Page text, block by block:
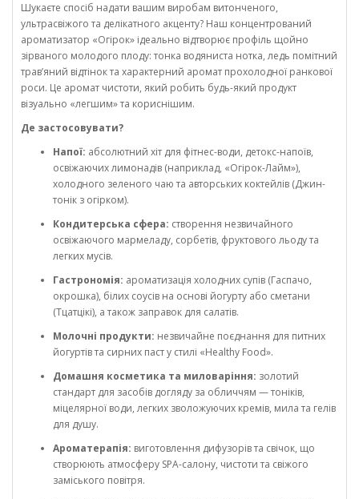
Шукаєте спосіб надати вашим виробам витонченого,
ультрасвіжого та делікатного акценту? Наш концентрований
ароматизатор «Огірок» ідеально відтворює профіль щойно
зірваного молодого плоду: тонка водяниста нотка, ледь помітний
трав’яний відтінок та характерний аромат прохолодної ранкової
роси. Це аромат чистоти, який робить будь-який продукт
візуально «легшим» та кориснішим.
Де застосовувати?
Напої: абсолютний хіт для фітнес-води, детокс-напоїв,
освіжаючих лимонадів (наприклад, «Огірок-Лайм»),
холодного зеленого чаю та авторських коктейлів (Джин-
тонік з огірком).
Кондитерська сфера: створення незвичайного
освіжаючого мармеладу, сорбетів, фруктового льоду та
легких мусів.
Гастрономія: ароматизація холодних супів (Гаспачо,
окрошка), білих соусів на основі йогурту або сметани
(Тцатцікі), а також заправок для салатів.
Молочні продукти: незвичайне поєднання для питних
йогуртів та сирних паст у стилі «Healthy Food».
Домашня косметика та миловаріння: золотий
стандарт для засобів догляду за обличчям — тоніків,
міцелярної води, легких зволожуючих кремів, мила та гелів
для душу.
Ароматерапія: виготовлення дифузорів та свічок, що
створюють атмосферу SPA-салону, чистоти та свіжого
заміського повітря.